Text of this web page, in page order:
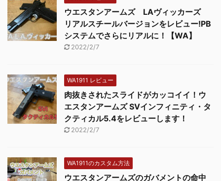
ウエスタンアームズ LAヴィッカーズ
リアルスチールバージョンをレビュー!PB
システムでさらにリアルに！【WA】
2022/2/7
WA1911 レビュー
肉抜きされたスライドがカッコイイ！ウ
エスタンアームズ SVインフィニティ・タ
クティカル5.4をレビューします！
2022/2/7
WA1911のカスタム方法
ウエスタンアームズのガバメントの命中